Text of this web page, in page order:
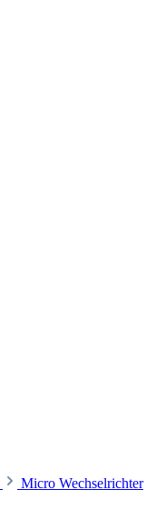
Micro Wechselrichter